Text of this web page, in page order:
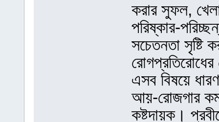
করার সুফল,
পরিষ্কার-
সচেতনতা সৃষ্টি
এসব বিষয়ে
আয়-রোজগার কম
কষ্টদায়ক।